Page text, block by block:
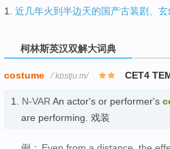
1. 近几年火到半边天的国产古装剧、
柯林斯英汉双解大词典
costume /ˈkɒstjuːm/ CET4
1. N-VAR An actor's or performer's
are performing. 戏装